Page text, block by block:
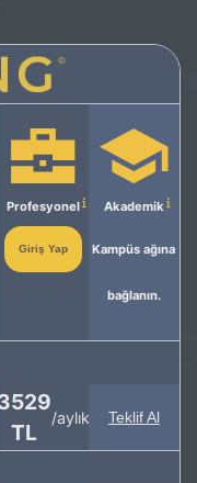
Profesyonel
Giriş Yap
Akademik
Kampüs ağına
bağlanın.
TL
/aylık Teklif Al